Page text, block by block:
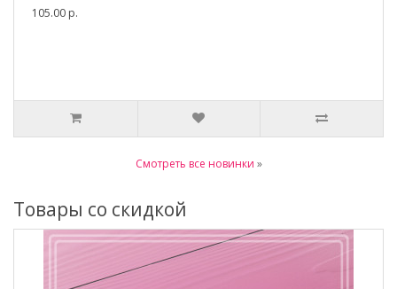
105.00 р.
Смотреть все новинки »
Товары со скидкой